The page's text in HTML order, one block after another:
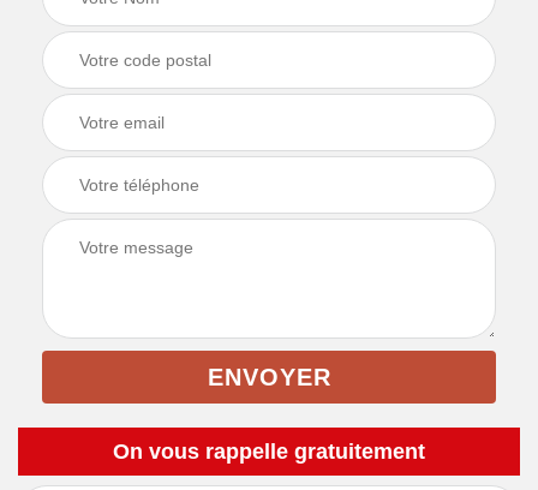
On vous rappelle gratuitement